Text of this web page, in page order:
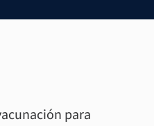
para